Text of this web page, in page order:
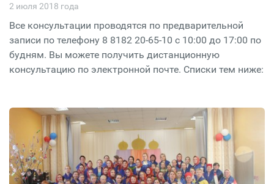
2 июля 2018 года
Все консультации проводятся по предварительной
записи по телефону 8 8182 20-65-10 с 10:00 до 17:00 по
будням. Вы можете получить дистанционную
консультацию по электронной почте. Списки тем ниже: